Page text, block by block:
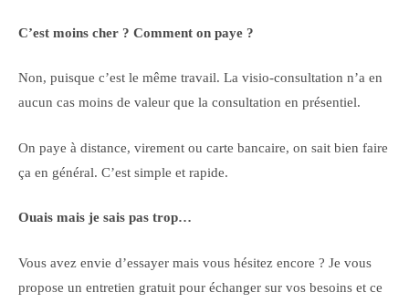
C’est moins cher ? Comment on paye ?
Non, puisque c’est le même travail. La visio-consultation n’a en
aucun cas moins de valeur que la consultation en présentiel.
On paye à distance, virement ou carte bancaire, on sait bien faire
ça en général. C’est simple et rapide.
Ouais mais je sais pas trop…
Vous avez envie d’essayer mais vous hésitez encore ? Je vous
propose un entretien gratuit pour échanger sur vos besoins et ce